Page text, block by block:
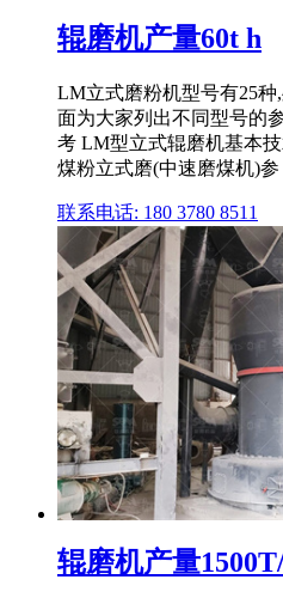
辊磨机产量60t h
LM立式磨粉机型号有25种
面为大家列出不同型号的
考 LM型立式辊磨机基本
煤粉立式磨(中速磨煤机)参
联系电话: 180 3780 8511
辊磨机产量